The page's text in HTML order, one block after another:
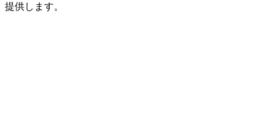
提供します。